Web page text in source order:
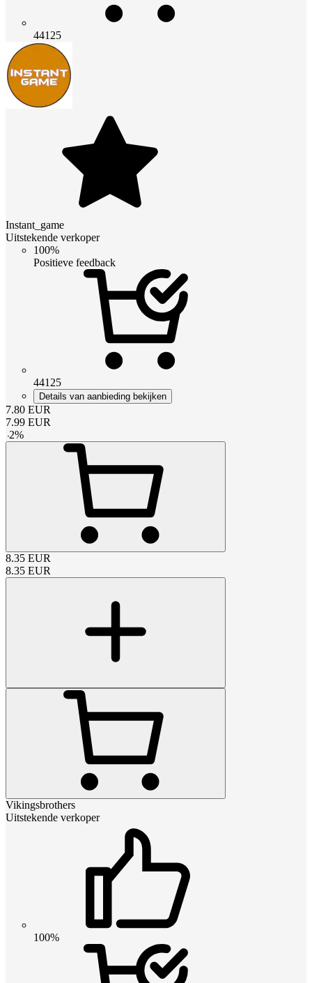
44125
Instant_game
Uitstekende verkoper
100%
Positieve feedback
44125
Details van aanbieding bekijken
7.80 EUR
7.99 EUR
-2%
8.35 EUR
8.35 EUR
Vikingsbrothers
Uitstekende verkoper
100%